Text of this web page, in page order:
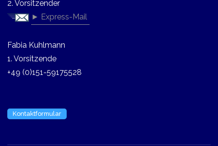
2. Vorsitzender
► Express-Mail
Fabia Kuhlmann
1. Vorsitzende
+49 (0)151-59175528
Kontaktformular